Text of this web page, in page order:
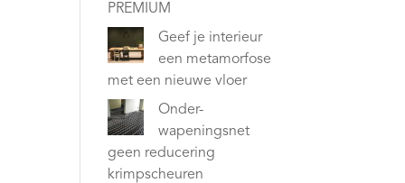
PREMIUM
Geef je interieur
een metamorfose
met een nieuwe vloer
Onder-
wapeningsnet
geen reducering
krimpscheuren